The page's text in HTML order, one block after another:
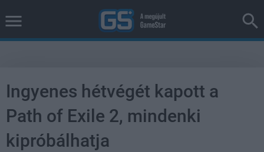
Ingyenes hétvégét kapott a
Path of Exile 2, mindenki
kipróbálhatja